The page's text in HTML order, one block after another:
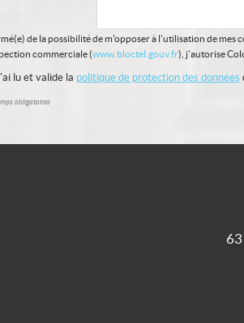
de la possibilité de m'opposer à l'utilisation de mes
commerciale (www.bloctel.gouv.fr), j'autorise
lu et valide la politique de protection des données
obligatoires